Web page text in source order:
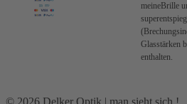
meineBrille
Glasstärken
enthalten.